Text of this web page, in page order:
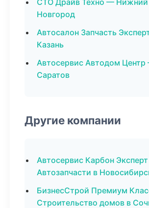
СТО Драйв Техно — Нижний
Новгород
Автосалон Запчасть
Казань
Автосервис Автодом
Саратов
Другие компании
Автосервис Карбон
Автозапчасти в
БизнесСтрой Премиум
Строительство домов в